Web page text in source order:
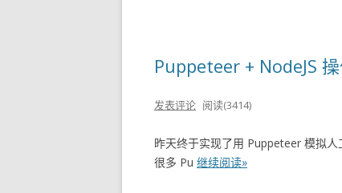
Puppeteer + NodeJS
发表评论 阅读(3414)
昨天终于实现了用 Puppeteer 模拟
很多 Pu 继续阅读»